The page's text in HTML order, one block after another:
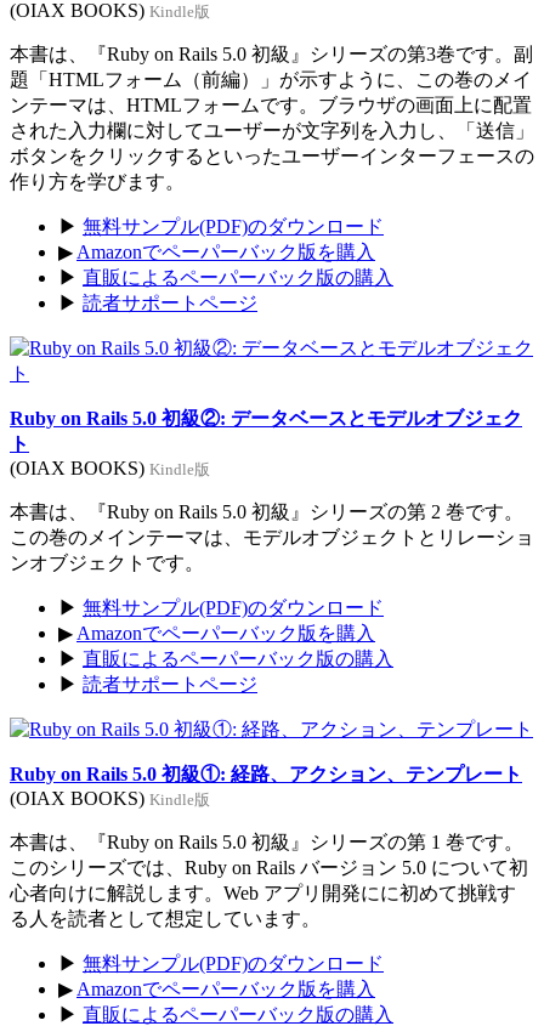
(OIAX BOOKS) Kindle版
本書は、『Ruby on Rails 5.0 初級』シリーズの第3巻です。副
題「HTMLフォーム（前編）」が示すように、この巻のメイ
ンテーマは、HTMLフォームです。ブラウザの画面上に配置
された入力欄に対してユーザーが文字列を入力し、「送信」
ボタンをクリックするといったユーザーインターフェースの
作り方を学びます。
▶ 無料サンプル(PDF)のダウンロード
▶ Amazonでペーパーバック版を購入
▶ 直販によるペーパーバック版の購入
▶ 読者サポートページ
Ruby on Rails 5.0 初級②: データベースとモデルオブジェク
ト
(OIAX BOOKS) Kindle版
本書は、『Ruby on Rails 5.0 初級』シリーズの第 2 巻です。
この巻のメインテーマは、モデルオブジェクトとリレーショ
ンオブジェクトです。
▶ 無料サンプル(PDF)のダウンロード
▶ Amazonでペーパーバック版を購入
▶ 直販によるペーパーバック版の購入
▶ 読者サポートページ
Ruby on Rails 5.0 初級①: 経路、アクション、テンプレート
(OIAX BOOKS) Kindle版
本書は、『Ruby on Rails 5.0 初級』シリーズの第 1 巻です。
このシリーズでは、Ruby on Rails バージョン 5.0 について初
心者向けに解説します。Web アプリ開発にに初めて挑戦す
る人を読者として想定しています。
▶ 無料サンプル(PDF)のダウンロード
▶ Amazonでペーパーバック版を購入
▶ 直販によるペーパーバック版の購入